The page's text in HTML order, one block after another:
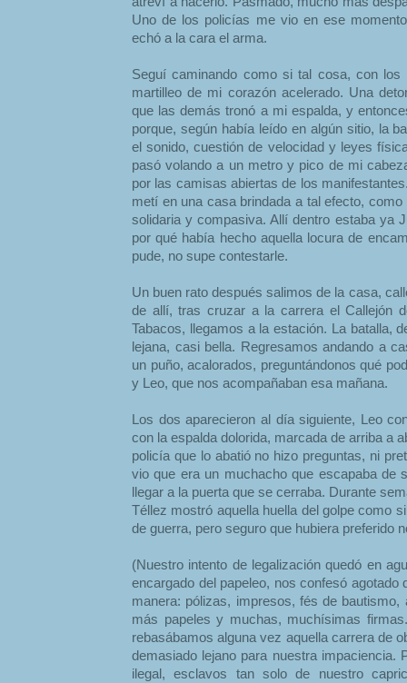
Uno de los policías me vio en ese
echó a la cara el arma.
Seguí caminando como si tal cosa, con los
martilleo de mi corazón acelerado. Una
que las demás tronó a mi espalda, y
porque, según había leído en algún sitio, la
el sonido, cuestión de velocidad y leyes
pasó volando a un metro y pico de mi
por las camisas abiertas de los
metí en una casa brindada a tal efecto,
solidaria y compasiva. Allí dentro estaba ya
por qué había hecho aquella locura de
pude, no supe contestarle.
Un buen rato después salimos de la casa,
de allí, tras cruzar a la carrera el Callejón
Tabacos, llegamos a la estación. La batalla,
lejana, casi bella. Regresamos andando a
un puño, acalorados, preguntándonos qué
y Leo, que nos acompañaban esa mañana.
Los dos aparecieron al día siguiente, Leo
con la espalda dolorida, marcada de arriba a
policía que lo abatió no hizo preguntas, ni
vio que era un muchacho que escapaba de
llegar a la puerta que se cerraba. Durante
Téllez mostró aquella huella del golpe como
de guerra, pero seguro que hubiera preferido
(Nuestro intento de legalización quedó en
encargado del papeleo, nos confesó agotado
manera: pólizas, impresos, fés de bautismo,
más papeles y muchas, muchísimas
rebasábamos alguna vez aquella carrera de
demasiado lejano para nuestra impaciencia.
ilegal, esclavos tan solo de nuestro